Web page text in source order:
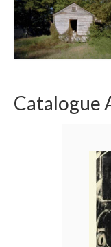
Catalogue